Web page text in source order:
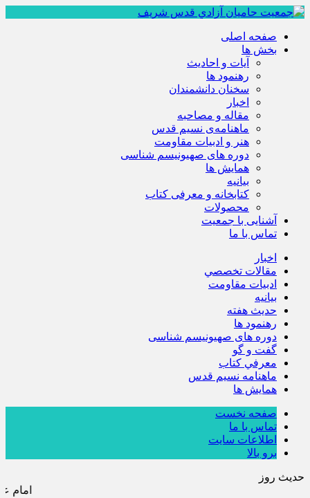
صفحه اصلی
بخش ها
آیات و احادیث
رهنمود ها
سخنان دانشمندان
اخبار
مقاله و مصاحبه
ماهنامه‌ی نسیم قدس
هنر و ادبیات مقاومت
دوره های صهیونیسم شناسی
همايش ها
بيانيه
کتابخانه و معرفی کتاب
محصولات
آشنایی با جمعیت
تماس با ما
اخبار
مقالات تخصصي
ادبيات مقاومت
بيانيه
حديث هفته
رهنمود ها
دوره های صهیونیسم شناسی
گفت و گو
معرفي كتاب
ماهنامه نسيم قدس
همايش ها
صفحه نخست
تماس با ما
اطلاعات سایت
برو بالا
حدیث روز
امام علی (ع) می فرماید : هر کس از